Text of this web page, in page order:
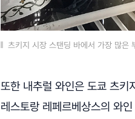
츠키지 시장 스탠딩 바에서 가장 많
또한 내추럴 와인은 도쿄 츠키
레스토랑 레페르베상스의 와